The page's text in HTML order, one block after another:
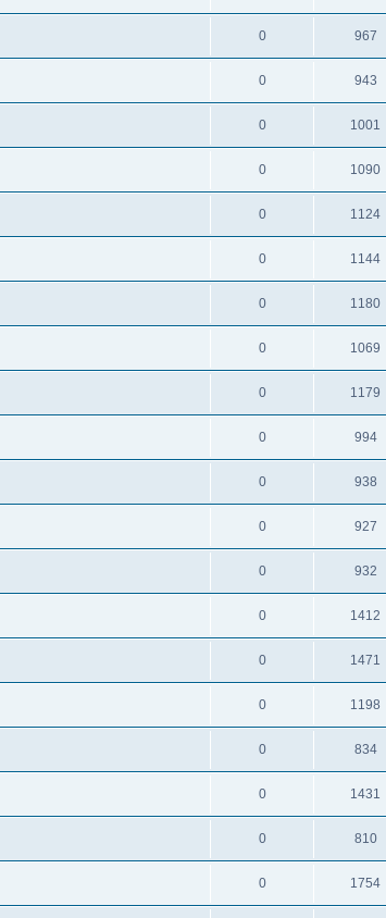
0 967
0 943
0 1001
0 1090
0 1124
0 1144
0 1180
0 1069
0 1179
0 994
0 938
0 927
0 932
0 1412
0 1471
0 1198
0 834
0 1431
0 810
0 1754